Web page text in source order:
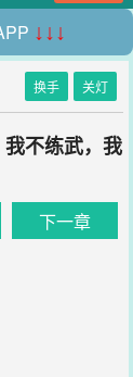
↓↓↓
换手 关灯
不练武，我
下一章